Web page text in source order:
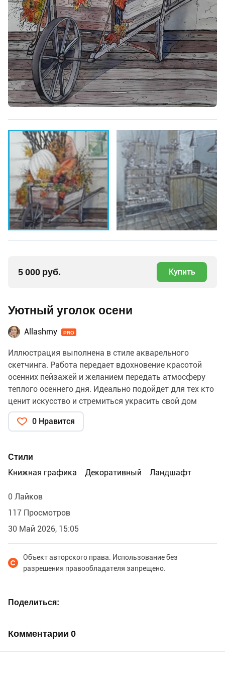
5 000 руб. Купить
Уютный уголок осени
Allashmy PRO
Иллюстрация выполнена в стиле акварельного
скетчинга. Работа передает вдохновение красотой
осенних пейзажей и желанием передать атмосферу
теплого осеннего дня. Идеально подойдет для тех кто
ценит искусство и стремиться украсить свой дом
уникальным произведением ручной работы.
0 Нравится
Стили
Книжная графика
Декоративный Ландшафт
0 Лайков
117 Просмотров
30 Май 2026, 15:05
Объект авторского права. Использование без
разрешения правообладателя запрещено.
Поделиться
Комментарии 0